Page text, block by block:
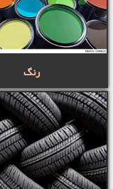
رنگ